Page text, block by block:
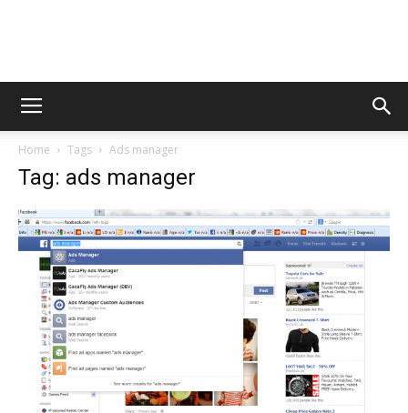
AppsTonic
Home Tags Ads manager
Tag: ads manager